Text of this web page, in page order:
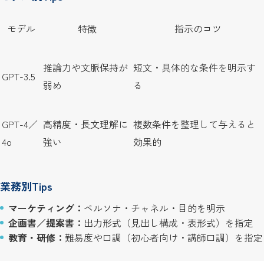
モデル 特徴 指示のコツ
GPT-3.5
推論力や文脈保持が
弱め
短文・具体的な条件を明示す
る
GPT-4／
4o
高精度・長文理解に
強い
複数条件を整理して与えると
効果的
業務別Tips
マーケティング： ペルソナ・チャネル・目的を明示
企画書／提案書： 出力形式（見出し構成・表形式）を指定
教育・研修： 難易度や口調（初心者向け・講師口調）を指定